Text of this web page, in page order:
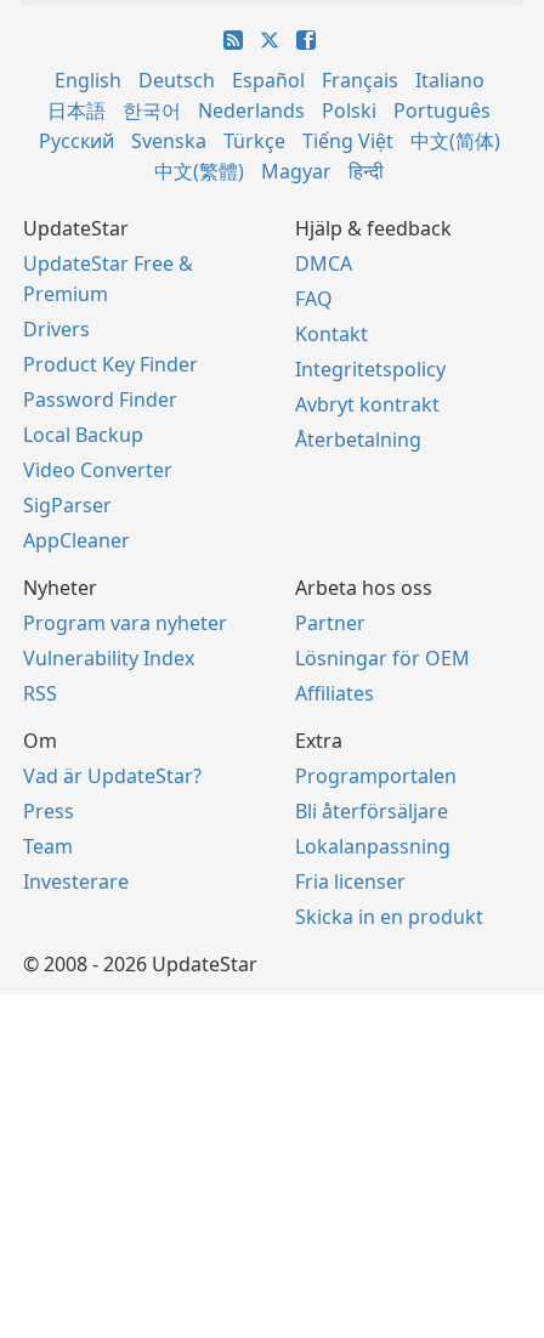
English Deutsch Español Français
Italiano
日本語
한국어 Nederlands Polski
Português
Русский
Svenska Türkçe Tiếng Việt
中文(简体)
中文(繁體)
Magyar हिन्दी
UpdateStar
UpdateStar Free &
Premium
Drivers
Product Key Finder
Password Finder
Local Backup
Video Converter
SigParser
AppCleaner
Hjälp & feedback
DMCA
FAQ
Kontakt
Integritetspolicy
Avbryt kontrakt
Återbetalning
Nyheter
Program vara nyheter
Vulnerability Index
RSS
Arbeta hos oss
Partner
Lösningar för OEM
Affiliates
Om
Vad är UpdateStar?
Press
Team
Investerare
Extra
Programportalen
Bli återförsäljare
Lokalanpassning
Fria licenser
Skicka in en produkt
© 2008 - 2026 UpdateStar